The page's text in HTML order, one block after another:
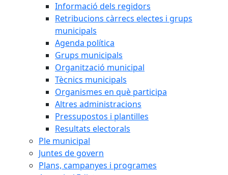
Informació dels regidors
Retribucions càrrecs electes i grups
municipals
Agenda política
Grups municipals
Organització municipal
Tècnics municipals
Organismes en què participa
Altres administracions
Pressupostos i plantilles
Resultats electorals
Ple municipal
Juntes de govern
Plans, campanyes i programes